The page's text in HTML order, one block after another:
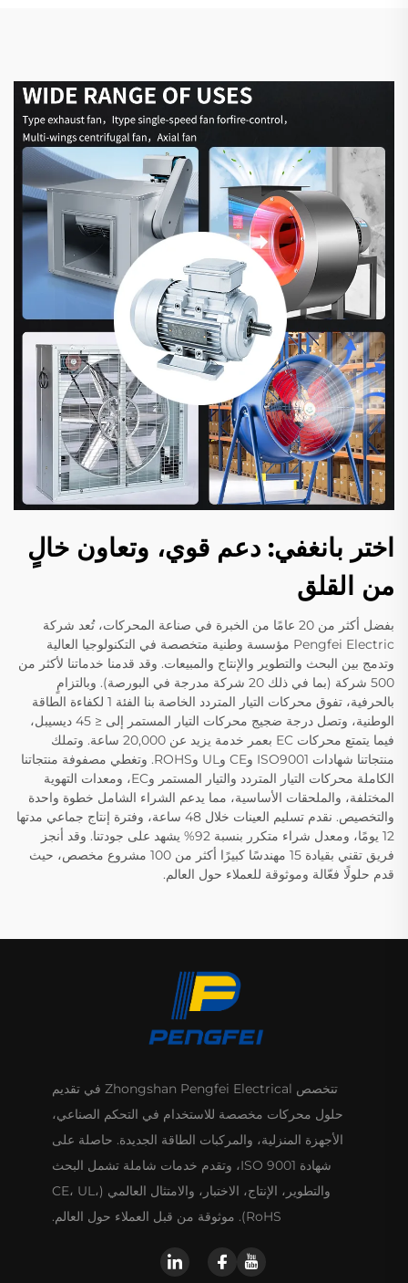
اختر بانغفي: دعم قوي، وتعاون خالٍ
من القلق
بفضل أكثر من 20 عامًا من الخبرة في صناعة المحركات، تُعد شركة
Pengfei Electric مؤسسة وطنية متخصصة في التكنولوجيا العالية
وتدمج بين البحث والتطوير والإنتاج والمبيعات. وقد قدمنا خدماتنا لأكثر من
500 شركة (بما في ذلك 20 شركة مدرجة في البورصة). وبالتزامٍ
بالحرفية، تفوق محركات التيار المتردد الخاصة بنا الفئة 1 لكفاءة الطاقة
الوطنية، وتصل درجة ضجيج محركات التيار المستمر إلى ≤ 45 ديسيبل،
فيما يتمتع محركات EC بعمر خدمة يزيد عن 20,000 ساعة. وتملك
منتجاتنا شهادات ISO9001 وCE وUL وROHS. وتغطي مصفوفة منتجاتنا
الكاملة محركات التيار المتردد والتيار المستمر وEC، ومعدات التهوية
المختلفة، والملحقات الأساسية، مما يدعم الشراء الشامل خطوة واحدة
والتخصيص. نقدم تسليم العينات خلال 48 ساعة، وفترة إنتاج جماعي مدتها
12 يومًا، ومعدل شراء متكرر بنسبة 92% يشهد على جودتنا. وقد أنجز
فريق تقني بقيادة 15 مهندسًا كبيرًا أكثر من 100 مشروع مخصص، حيث
قدم حلولًا فعّالة وموثوقة للعملاء حول العالم.
تتخصص Zhongshan Pengfei Electrical في تقديم
حلول محركات مخصصة للاستخدام في التحكم الصناعي،
الأجهزة المنزلية، والمركبات الطاقة الجديدة. حاصلة على
شهادة ISO 9001، وتقدم خدمات شاملة تشمل البحث
والتطوير، الإنتاج، الاختبار، والامتثال العالمي (CE، UL،
RoHS). موثوقة من قبل العملاء حول العالم.